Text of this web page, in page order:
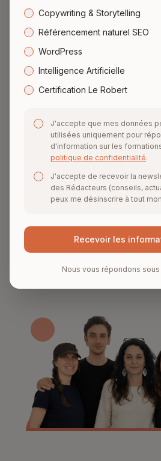
Copywriting & Storytelling
Référencement naturel SEO
WordPress
Intelligence Artificielle
Certification Le Robert
J'accepte que mes données
utilisées uniquement pour
d'information sur les
politique de confidentialité.
J'accepte de recevoir la
des Rédacteurs (conseils,
peux me désinscrire à tout
Recevoir les
Nous vous répondons
efficacement, être visible
vendre plus facilement ? Ici,
pratiquant — sur
individuel.
Prendre
5/5 4.8/5
Pôle Emploi